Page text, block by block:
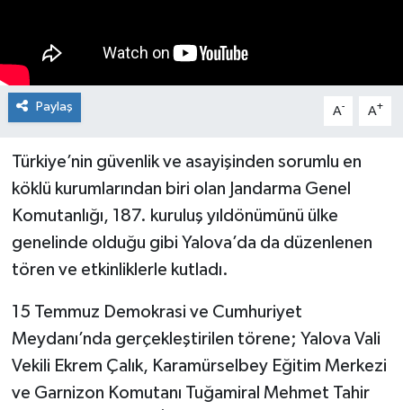
Paylaş A- A+
Türkiye’nin güvenlik ve asayişinden sorumlu en
köklü kurumlarından biri olan Jandarma Genel
Komutanlığı, 187. kuruluş yıldönümünü ülke
genelinde olduğu gibi Yalova’da da düzenlenen
tören ve etkinliklerle kutladı.
15 Temmuz Demokrasi ve Cumhuriyet
Meydanı’nda gerçekleştirilen törene; Yalova Vali
Vekili Ekrem Çalık, Karamürselbey Eğitim Merkezi
ve Garnizon Komutanı Tuğamiral Mehmet Tahir